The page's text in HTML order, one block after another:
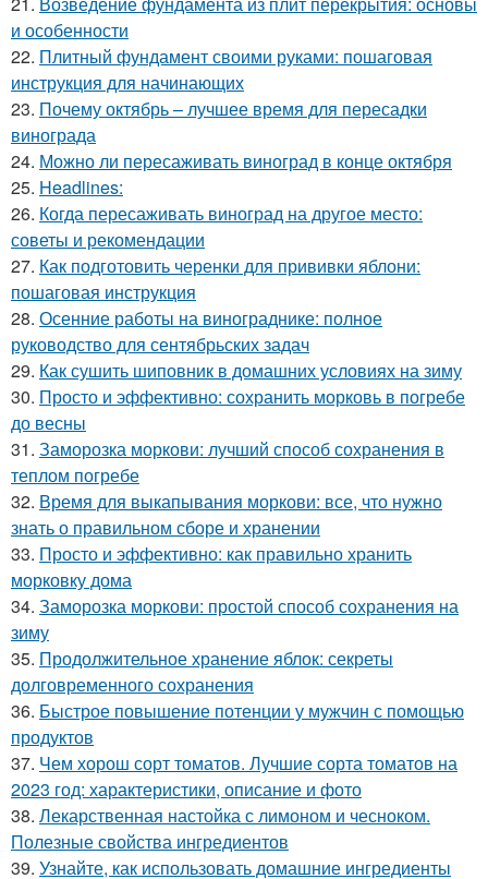
и особенности
22. Плитный фундамент своими руками: пошаговая
инструкция для начинающих
23. Почему октябрь – лучшее время для пересадки
винограда
24. Можно ли пересаживать виноград в конце октября
25. Headlines:
26. Когда пересаживать виноград на другое место:
советы и рекомендации
27. Как подготовить черенки для прививки яблони:
пошаговая инструкция
28. Осенние работы на винограднике: полное
руководство для сентябрьских задач
29. Как сушить шиповник в домашних условиях на зиму
30. Просто и эффективно: сохранить морковь в погребе
до весны
31. Заморозка моркови: лучший способ сохранения в
теплом погребе
32. Время для выкапывания моркови: все, что нужно
знать о правильном сборе и хранении
33. Просто и эффективно: как правильно хранить
морковку дома
34. Заморозка моркови: простой способ сохранения на
зиму
35. Продолжительное хранение яблок: секреты
долговременного сохранения
36. Быстрое повышение потенции у мужчин с помощью
продуктов
37. Чем хорош сорт томатов. Лучшие сорта томатов на
2023 год: характеристики, описание и фото
38. Лекарственная настойка с лимоном и чесноком.
Полезные свойства ингредиентов
39. Узнайте, как использовать домашние ингредиенты